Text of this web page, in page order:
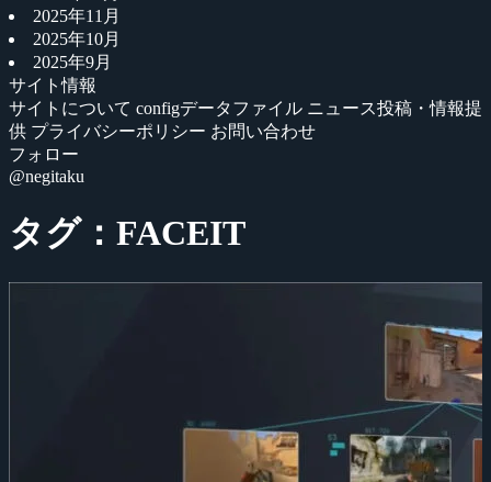
2025年11月
2025年10月
2025年9月
サイト情報
サイトについて configデータファイル ニュース投稿・情報提
供 プライバシーポリシー お問い合わせ
フォロー
@negitaku
タグ：FACEIT